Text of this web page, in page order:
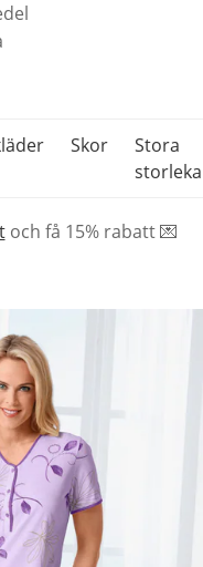
Skor
Stora
och få 15% rabatt 💌